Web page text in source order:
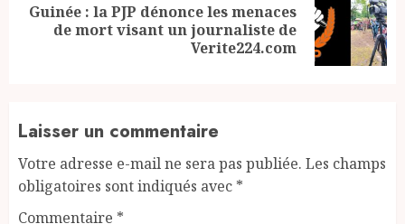
Next
Guinée : la PJP dénonce les menaces
de mort visant un journaliste de
Verite224.com
Laisser un commentaire
Votre adresse e-mail ne sera pas publiée. Les champs
obligatoires sont indiqués avec *
Commentaire *